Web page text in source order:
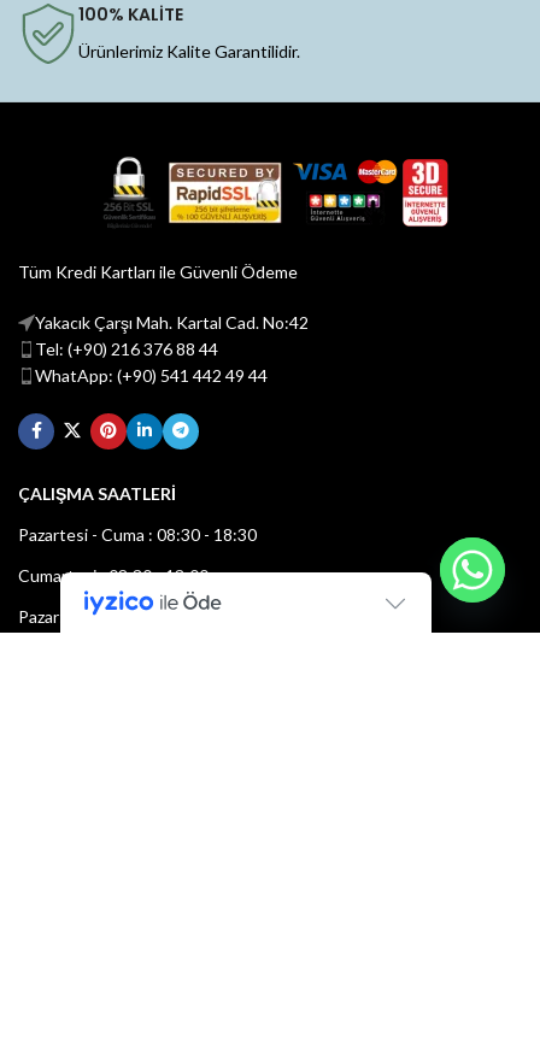
100% KALİTE
Ürünlerimiz Kalite Garantilidir.
Tüm Kredi Kartları ile Güvenli Ödeme
Yakacık Çarşı Mah. Kartal Cad. No:42
Tel: (+90) 216 376 88 44
WhatApp: (+90) 541 442 49 44
ÇALIŞMA SAATLERİ
Pazartesi - Cuma : 08:30 - 18:30
Cumartesi : 08:30 - 13:00
Pazar: Kapalı